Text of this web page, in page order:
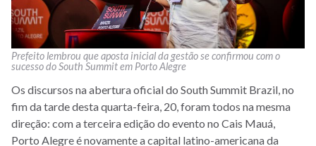
Prefeito lembrou que aposta inicial da gestão se confirmou com o
sucesso do South Summit em Porto Alegre
Os discursos na abertura oficial do South Summit Brazil, no
fim da tarde desta quarta-feira, 20, foram todos na mesma
direção: com a terceira edição do evento no Cais Mauá,
Porto Alegre é novamente a capital latino-americana da